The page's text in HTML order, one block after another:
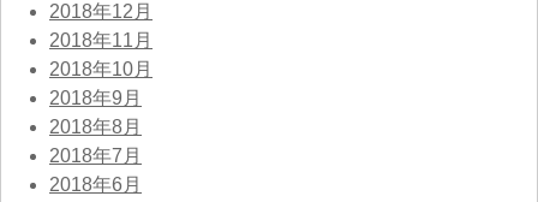
2018年12月
2018年11月
2018年10月
2018年9月
2018年8月
2018年7月
2018年6月